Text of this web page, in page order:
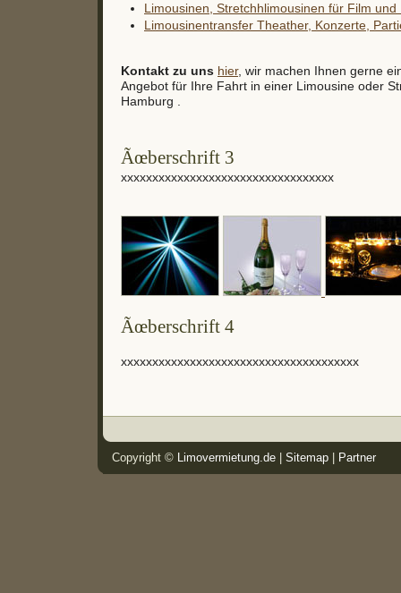
Limousinen, Stretchhlimousinen für Film und
Limousinentransfer Theather, Konzerte,
Kontakt zu uns hier, wir machen Ihnen gerne
Angebot für Ihre Fahrt in einer Limousine oder
Hamburg .
Ãœberschrift 3
xxxxxxxxxxxxxxxxxxxxxxxxxxxxxxxxxx
Ãœberschrift 4
xxxxxxxxxxxxxxxxxxxxxxxxxxxxxxxxxxxxxx
Copyright © Limovermietung.de Sitemap Partner